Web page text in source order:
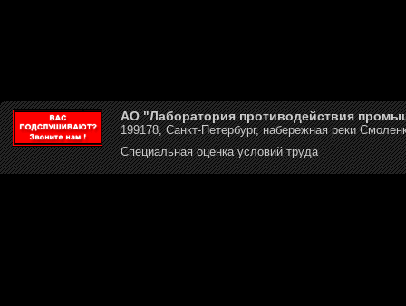
АО "Лаборатория противодействия
199178, Санкт-Петербург, набережная реки
Специальная оценка условий труда